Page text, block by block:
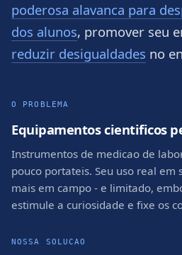
poderosa alavanca para
dos alunos, promover seu
reduzir desigualdades no
O PROBLEMA
Equipamentos cientificos
Instrumentos de medicao de
pouco portateis. Seu uso real em
mais em campo - e limitado,
estimule a curiosidade e fixe os
NOSSA SOLUCAO